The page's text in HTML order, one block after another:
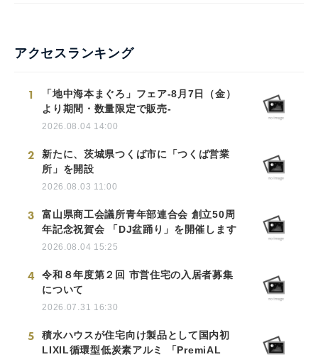
アクセスランキング
1
「地中海本まぐろ」フェア-8月7日（金）
より期間・数量限定で販売-
2026.08.04 14:00
2
新たに、茨城県つくば市に「つくば営業
所」を開設
2026.08.03 11:00
3
富山県商工会議所青年部連合会 創立50周
年記念祝賀会 「DJ盆踊り」を開催します
2026.08.04 15:25
4
令和８年度第２回 市営住宅の入居者募集
について
2026.07.31 16:30
5
積水ハウスが住宅向け製品として国内初
LIXIL循環型低炭素アルミ 「PremiAL